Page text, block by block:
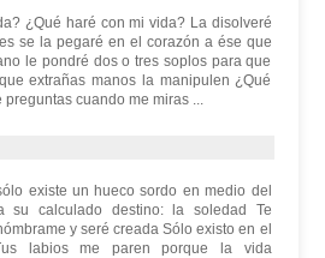
¿Qué haré con mi vida? La disolveré
se la pegaré en el corazón a ése que
le pondré dos o tres soplos para que
extrañas manos la manipulen ¿Qué
preguntas cuando me miras ...
existe un hueco sordo en medio del
su calculado destino: la soledad Te
y seré creada Sólo existo en el
labios me paren porque la vida